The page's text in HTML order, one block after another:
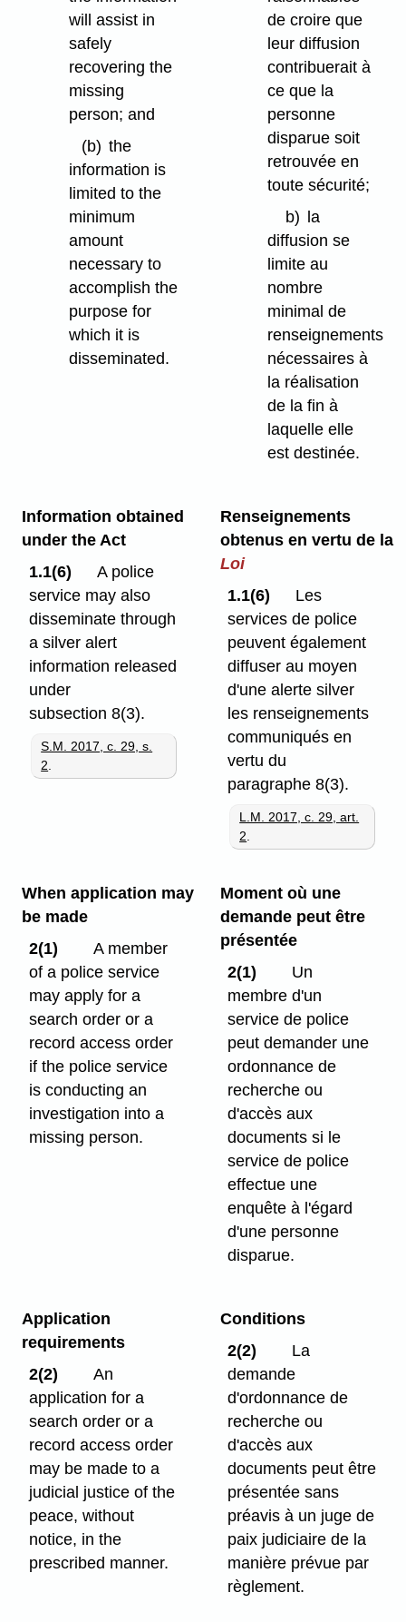
will assist in
safely
recovering the
missing
person; and
(b) the
information is
limited to the
minimum
amount
necessary to
accomplish the
purpose for
which it is
disseminated.
de croire que
leur diffusion
contribuerait à
ce que la
personne
disparue soit
retrouvée en
toute sécurité;
b)
la
diffusion se
limite au
nombre
minimal de
renseignements
nécessaires à
la réalisation
de la fin à
laquelle elle
est destinée.
Information obtained
under the Act
1.1(6)
A police
service may also
disseminate through
a silver alert
information released
under
subsection 8(3).
S.M. 2017, c. 29, s.
2
Renseignements
obtenus en vertu de la
Loi
1.1(6)
Les
services de police
peuvent également
diffuser au moyen
d'une alerte silver
les renseignements
communiqués en
vertu du
paragraphe 8(3).
L.M. 2017, c. 29, art.
2
When application may
be made
2(1)
A member
of a police service
may apply for a
search order or a
record access order
if the police service
is conducting an
investigation into a
missing person.
Moment où une
demande peut être
présentée
2(1)
Un
membre d'un
service de police
peut demander une
ordonnance de
recherche ou
d'accès aux
documents si le
service de police
effectue une
enquête à l'égard
d'une personne
disparue.
Application
requirements
2(2)
An
application for a
search order or a
record access order
may be made to a
judicial justice of the
peace, without
notice, in the
prescribed manner.
Conditions
2(2)
La
demande
d'ordonnance de
recherche ou
d'accès aux
documents peut être
présentée sans
préavis à un juge de
paix judiciaire de la
manière prévue par
règlement.